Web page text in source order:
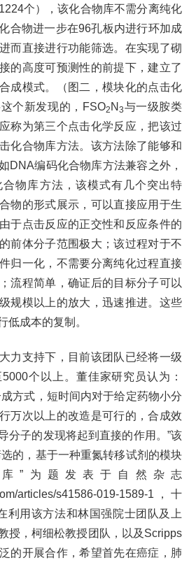
1224个），该化合物库不需分离纯化
合物进一步在96孔板内进行环加成
而直接进行功能筛选。在实现了砌
的高度可预测性的前提下，建立了
成模式。（图二，模块化的点击化
个新发现的， FSO2 N 3与一级胺类
称为第三个点击化学反应，把该过
化合物库方法。该方法除了能够和
DNA编码化合物库方法兼容之外，
物库方法，该模式有几个突出特
物的形式展示，可以直接应用于生
于点击反应的正交性和反应条件的
前体分子范围极大；该过程对于不
归一化，不需要分离纯化过程直接
流程简单，确证后的目标分子可以
规模以上的放大，迅速推进。这些
低成本的复制。
力支持下，目前该团队已经将一级
5000个以上。董佳家研究员认为：
方式，短时间内对于给定药物小分
万次以上的改造是可行的，合成效
分子的发现将起到直接的作用。 ”该
的，基于一种重氮转移试剂的模块
库” 为题发表于自然杂志
articles/s41586-019-1589-1 ，十
利用该方法和林国强院士团队及上
授，柯细松教授团队，以及 Scripps
的开展合作，希望首先在癌症，肺